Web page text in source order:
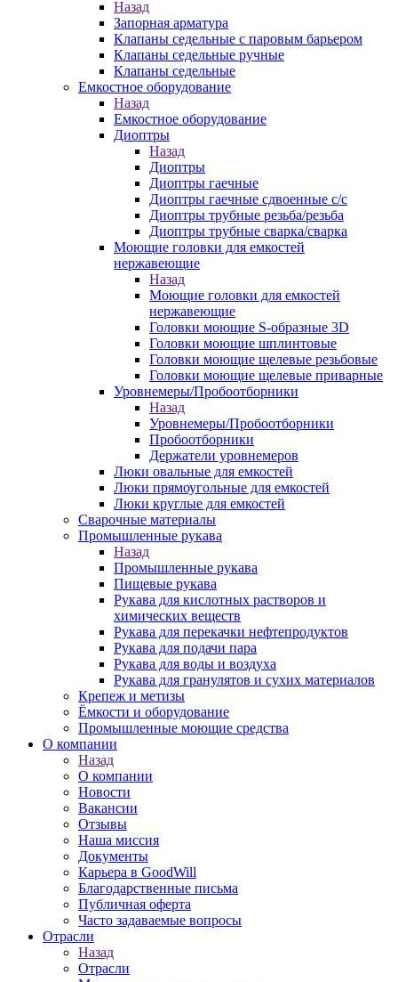
Назад
Запорная арматура
Клапаны седельные с паровым барьером
Клапаны седельные ручные
Клапаны седельные
Емкостное оборудование
Назад
Емкостное оборудование
Диоптры
Назад
Диоптры
Диоптры гаечные
Диоптры гаечные сдвоенные c/c
Диоптры трубные резьба/резьба
Диоптры трубные сварка/сварка
Моющие головки для емкостей
нержавеющие
Назад
Моющие головки для емкостей
нержавеющие
Головки моющие S-образные 3D
Головки моющие шплинтовые
Головки моющие щелевые резьбовые
Головки моющие щелевые приварные
Уровнемеры/Пробоотборники
Назад
Уровнемеры/Пробоотборники
Пробоотборники
Держатели уровнемеров
Люки овальные для емкостей
Люки прямоугольные для емкостей
Люки круглые для емкостей
Сварочные материалы
Промышленные рукава
Назад
Промышленные рукава
Пищевые рукава
Рукава для кислотных растворов и
химических веществ
Рукава для перекачки нефтепродуктов
Рукава для подачи пара
Рукава для воды и воздуха
Рукава для гранулятов и сухих материалов
Крепеж и метизы
Ёмкости и оборудование
Промышленные моющие средства
О компании
Назад
О компании
Новости
Вакансии
Отзывы
Наша миссия
Документы
Карьера в GoodWill
Благодарственные письма
Публичная оферта
Часто задаваемые вопросы
Отрасли
Назад
Отрасли